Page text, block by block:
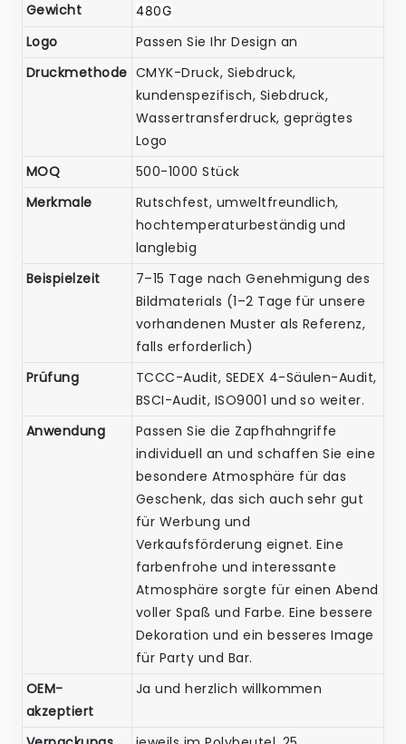
Gewicht 480G
Logo
Passen Sie Ihr Design an
Druckmethode CMYK-Druck, Siebdruck,
kundenspezifisch, Siebdruck,
Wassertransferdruck, geprägtes
Logo
MOQ
500-1000 Stück
Merkmale
Rutschfest, umweltfreundlich,
hochtemperaturbeständig und
langlebig
Beispielzeit
7–15 Tage nach Genehmigung des
Bildmaterials (1–2 Tage für unsere
vorhandenen Muster als Referenz,
falls erforderlich)
Prüfung
TCCC-Audit, SEDEX 4-Säulen-Audit,
BSCI-Audit, ISO9001 und so weiter.
Anwendung
Passen Sie die Zapfhahngriffe
individuell an und schaffen Sie eine
besondere Atmosphäre für das
Geschenk, das sich auch sehr gut
für Werbung und
Verkaufsförderung eignet. Eine
farbenfrohe und interessante
Atmosphäre sorgte für einen Abend
voller Spaß und Farbe. Eine bessere
Dekoration und ein besseres Image
für Party und Bar.
OEM-
akzeptiert
Ja und herzlich willkommen